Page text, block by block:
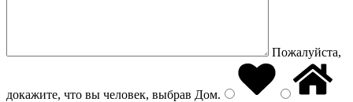
Пожалуйста,
докажите, что вы человек, выбрав Дом.